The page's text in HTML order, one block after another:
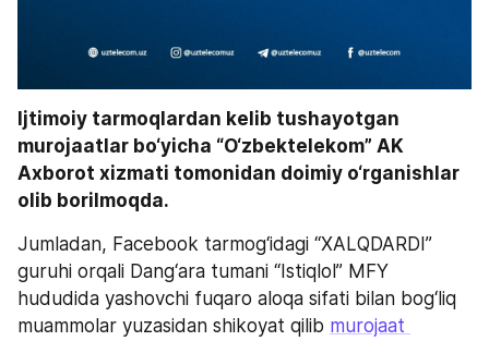
Ijtimoiy tarmoqlardan kelib tushayotgan
murojaatlar bo‘yicha “O‘zbektelekom” AK
Axborot xizmati tomonidan doimiy o‘rganishlar
olib borilmoqda.
Jumladan, Facebook tarmog‘idagi “XALQDARDI”
guruhi orqali Dang‘ara tumani “Istiqlol” MFY
hududida yashovchi fuqaro aloqa sifati bilan bog‘liq
muammolar yuzasidan shikoyat qilib